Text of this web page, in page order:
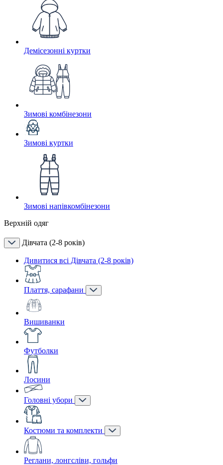
Демісезонні куртки
Зимові комбінезони
Зимові куртки
Зимові напівкомбінезони
Верхній одяг
Дівчата (2-8 років)
Дивитися всі Дівчата (2-8 років)
Плаття, сарафани
Вишиванки
Футболки
Лосини
Головні убори
Костюми та комплекти
Реглани, лонгсліви, гольфи